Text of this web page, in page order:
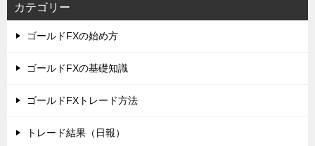
カテゴリー
ゴールドFXの始め方
ゴールドFXの基礎知識
ゴールドFXトレード方法
トレード結果（日報）